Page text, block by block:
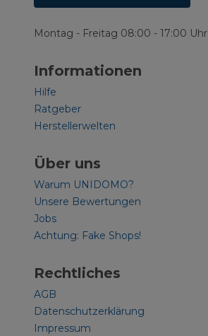
Montag - Freitag 08:00 - 17:00 Uhr
Informationen
Hilfe
Ratgeber
Herstellerwelten
Über uns
Warum UNIDOMO?
Unsere Bewertungen
Jobs
Achtung: Fake Shops!
Rechtliches
AGB
Datenschutzerklärung
Impressum